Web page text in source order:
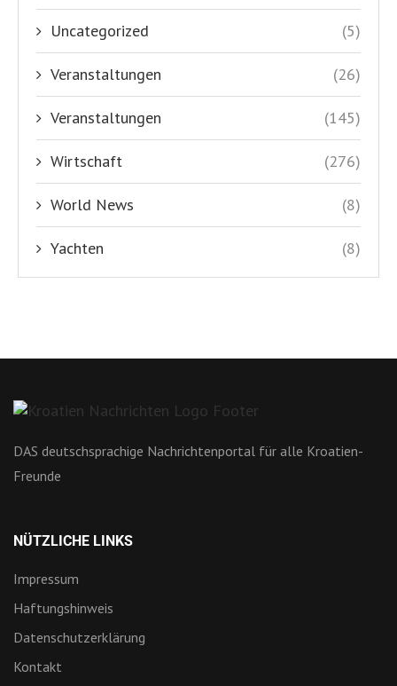
Uncategorized (5)
Veranstaltungen (26)
Veranstaltungen (145)
Wirtschaft (276)
World News (8)
Yachten (8)
DAS deutschsprachige Nachrichtenportal für alle Kroatien-
Freunde
NÜTZLICHE LINKS
Impressum
Haftungshinweis
Datenschutzerklärung
Kontakt